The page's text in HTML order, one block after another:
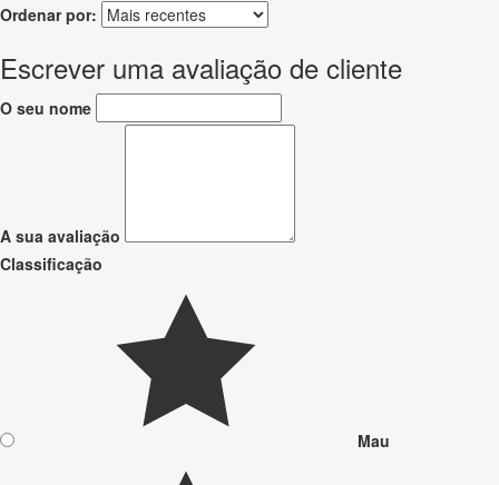
Ordenar por:
Escrever uma avaliação de cliente
O seu nome
A sua avaliação
Classificação
Mau